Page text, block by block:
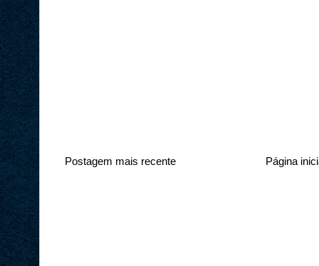
Postagem mais recente Página